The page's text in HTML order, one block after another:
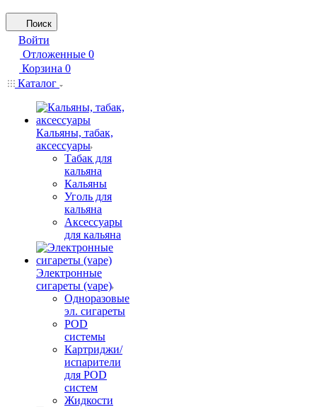
Поиск
Войти
Отложенные 0
Корзина 0
Каталог
Кальяны, табак,
аксессуары
Табак для
кальяна
Кальяны
Уголь для
кальяна
Аксессуары
для кальяна
Электронные
сигареты (vape)
Одноразовые
эл. сигареты
POD
системы
Картриджи/
испарители
для POD
систем
Жидкости